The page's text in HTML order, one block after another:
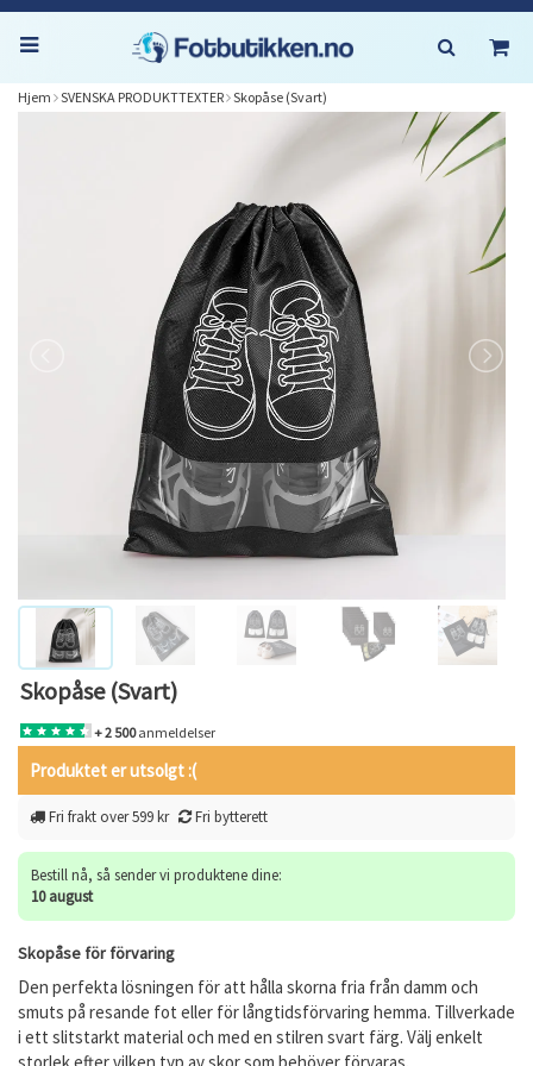
Hjem SVENSKA PRODUKTTEXTER Skopåse (Svart)
Skopåse (Svart)
+ 2 500anmeldelser
Produktet er utsolgt :(
Fri frakt over 599 kr Fri bytterett
Bestill nå, så sender vi produktene dine:
10 august
Skopåse för förvaring
Den perfekta lösningen för att hålla skorna fria från damm och
smuts på resande fot eller för långtidsförvaring hemma. Tillverkade
i ett slitstarkt material och med en stilren svart färg. Välj enkelt